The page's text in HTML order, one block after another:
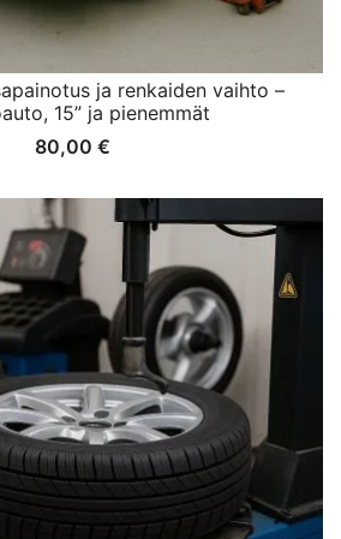
ja renkaiden vaihto –
15” ja pienemmät
80,00 €